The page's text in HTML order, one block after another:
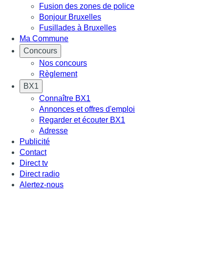
Fusion des zones de police
Bonjour Bruxelles
Fusillades à Bruxelles
Ma Commune
Concours
Nos concours
Règlement
BX1
Connaître BX1
Annonces et offres d'emploi
Regarder et écouter BX1
Adresse
Publicité
Contact
Direct tv
Direct radio
Alertez-nous